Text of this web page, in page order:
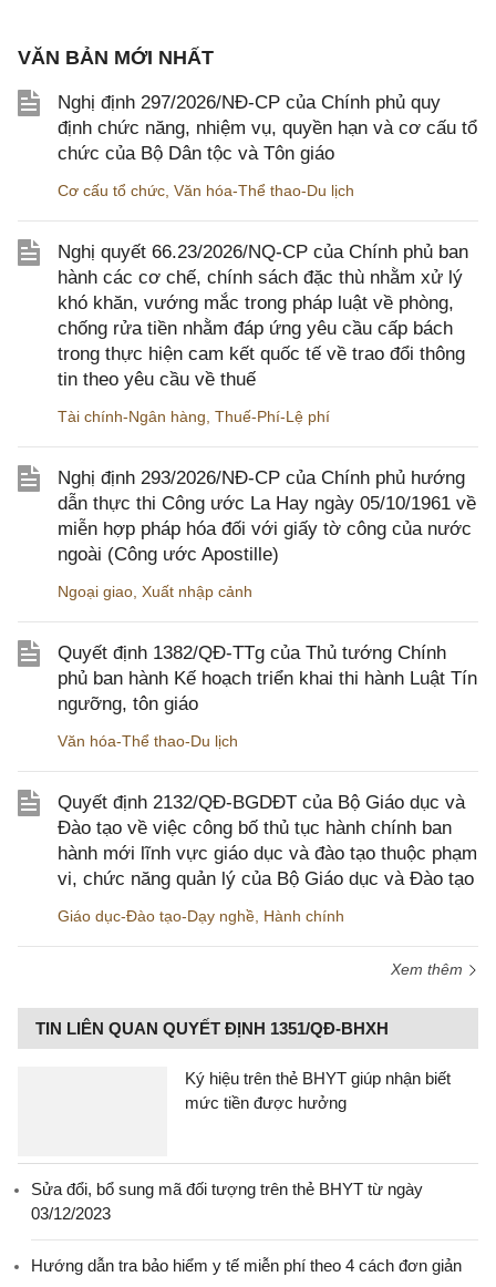
VĂN BẢN MỚI NHẤT
Nghị định 297/2026/NĐ-CP của Chính phủ quy
định chức năng, nhiệm vụ, quyền hạn và cơ cấu tổ
chức của Bộ Dân tộc và Tôn giáo
Cơ cấu tổ chức Văn hóa-Thể thao-Du lịch
Nghị quyết 66.23/2026/NQ-CP của Chính phủ ban
hành các cơ chế, chính sách đặc thù nhằm xử lý
khó khăn, vướng mắc trong pháp luật về phòng,
chống rửa tiền nhằm đáp ứng yêu cầu cấp bách
trong thực hiện cam kết quốc tế về trao đổi thông
tin theo yêu cầu về thuế
Tài chính-Ngân hàng Thuế-Phí-Lệ phí
Nghị định 293/2026/NĐ-CP của Chính phủ hướng
dẫn thực thi Công ước La Hay ngày 05/10/1961 về
miễn hợp pháp hóa đối với giấy tờ công của nước
ngoài (Công ước Apostille)
Ngoại giao Xuất nhập cảnh
Quyết định 1382/QĐ-TTg của Thủ tướng Chính
phủ ban hành Kế hoạch triển khai thi hành Luật Tín
ngưỡng, tôn giáo
Văn hóa-Thể thao-Du lịch
Quyết định 2132/QĐ-BGDĐT của Bộ Giáo dục và
Đào tạo về việc công bố thủ tục hành chính ban
hành mới lĩnh vực giáo dục và đào tạo thuộc phạm
vi, chức năng quản lý của Bộ Giáo dục và Đào tạo
Giáo dục-Đào tạo-Dạy nghề Hành chính
Xem thêm
TIN LIÊN QUAN QUYẾT ĐỊNH 1351/QĐ-BHXH
Ký hiệu trên thẻ BHYT giúp nhận biết
mức tiền được hưởng
Sửa đổi, bổ sung mã đối tượng trên thẻ BHYT từ ngày
03/12/2023
Hướng dẫn tra bảo hiểm y tế miễn phí theo 4 cách đơn giản